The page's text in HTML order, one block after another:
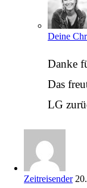
Deine
Danke
Das
LG
Zeitreisender